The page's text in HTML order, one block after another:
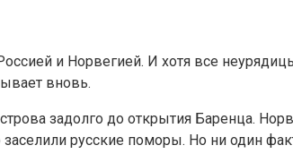
и Норвегией. И хотя все
вновь.
задолго до открытия Баренца.
русские поморы. Но ни один